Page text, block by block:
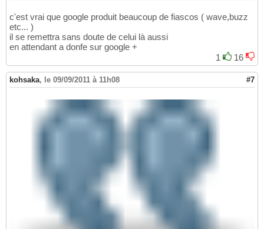
c'est vrai que google produit beaucoup de fiascos ( wave,buzz
etc... )
il se remettra sans doute de celui là aussi
en attendant a donfe sur google +
1
16
kohsaka, le 09/09/2011 à 11h08 #7